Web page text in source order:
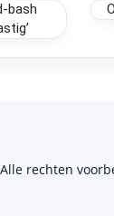
bash
rechten